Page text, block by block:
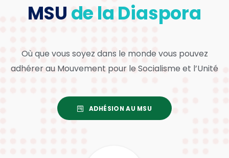
MSU de la Diaspora
Où que vous soyez dans le monde vous pouvez
adhérer au Mouvement pour le Socialisme et l’Unité
ADHÉSION AU MSU